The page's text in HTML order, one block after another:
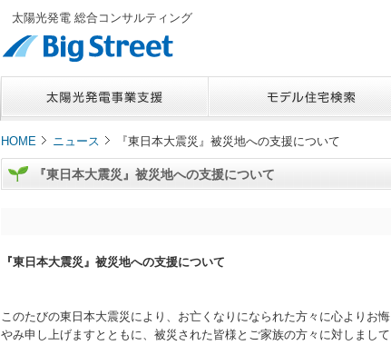
太陽光発電 総合コンサルティング
HOME ニュース 『東日本大震災』被災地への支援について
『東日本大震災』被災地への支援について
『東日本大震災』被災地への支援について
このたびの東日本大震災により、お亡くなりになられた方々に心よりお悔
やみ申し上げますとともに、被災された皆様とご家族の方々に対しまして